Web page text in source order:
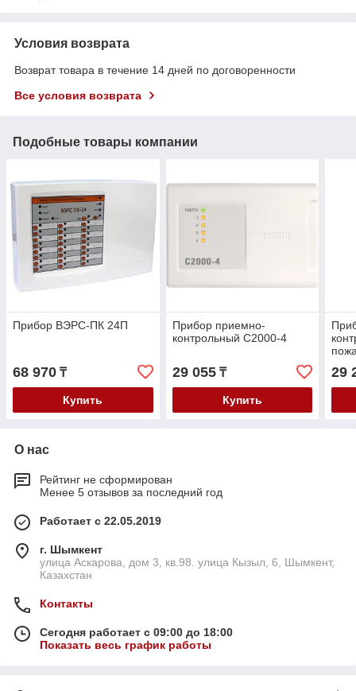
Условия возврата
Возврат товара в течение 14 дней по договоренности
Все условия возврата
Подобные товары компании
Прибор ВЭРС-ПК 24П
68 970 ₸
Купить
Прибор приемно-
контрольный С2000-4
29 055₸
Купить
29
О нас
Рейтинг не сформирован
Менее 5 отзывов за последний год
Работает с 22.05.2019
г. Шымкент
улица Аскарова, дом 3, кв.98. улица Кызыл, 6, Шымкент,
Казахстан
Контакты
Сегодня работает с 09:00 до 18:00
Показать весь график работы